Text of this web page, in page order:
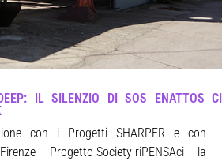
IL SILENZIO DI SOS ENATTOS CI
con i Progetti SHARPER e con
– Progetto Society riPENSAci – la